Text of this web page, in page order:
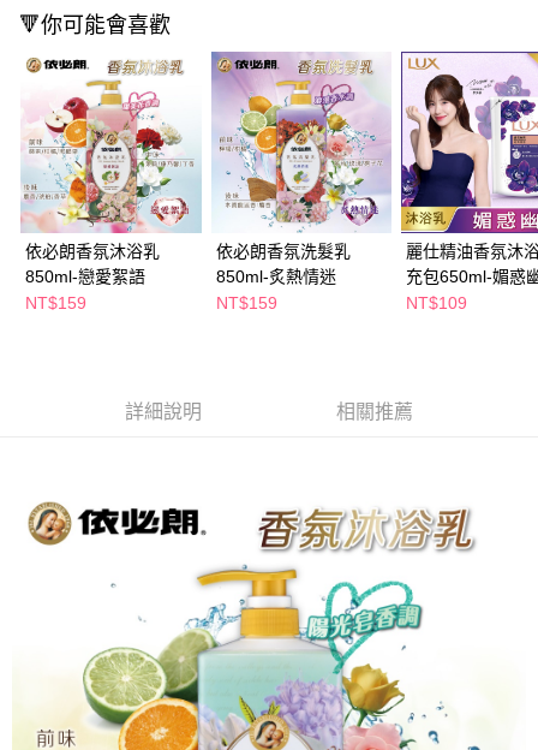
結帳頁面，進行簡訊認證並確認金額後，即可完成結帳。
２．訂單成立數日內，您將收到繳費通知簡訊。
３．收到繳費通知簡訊後14天內，點擊此簡訊中的連結，可透過四大超商／
ATM／網路銀行／等多元方式進行付款，方視為交易完成。
※ 請注意：結帳手續完成當下不需立刻繳費，但若您需要取消訂單，請聯絡
購買商品的店家。未經商家同意取消之訂單仍視為有效，需透過AFTEE先享
後付繳納相關費用。
※ 交易是否成功請以「AFTEE先享後付 」之結帳頁面顯示為準，若有關於
是否繳費成功／繳費後需取消欲退款等相關疑問，請聯繫「AFTEE先享後付
客戶支援中心」https://netprotections.freshdesk.com/support/home
【注意事項】
１．透過由恩沛科技股份有限公司提供之「AFTEE先享後付」服務完成之交
易，需依本服務之必要範圍內提供個人資料，並將交易相關給付款項請求債
「AFTEE先享後付」，若未經同意申辦者引起之損失，本公司不負相關責
５．嚴禁一人註冊多個帳號或使用他人資訊註冊。若發現惡意使用之情形，
恩沛科技股份有限公司將有權停止該用戶之使用額度並採取法律行動。
付款後全家取貨
萊爾富取貨付款
每筆NT$65，滿NT$490(含以上)免運費
付款後萊爾富取貨
每筆NT$65，滿NT$490(含以上)免運費
7-11取貨付款
每筆NT$65，滿NT$490(含以上)免運費
每筆NT$80，滿NT$290(含以上)免運費
🔻你可能會喜歡
依必朗香氛沐浴乳
850ml-戀愛絮語
NT$159
依必朗香氛洗髮乳
850ml-炙熱情迷
NT$159
麗仕精油香氛沐
充包650ml-媚惑
NT$109
詳細說明 相關推薦